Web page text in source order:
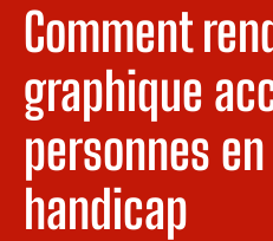
Comment
graphique
personnes
handicap